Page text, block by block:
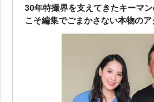
30年特撮界を支えてきたキーマ
こそ編集でごまかさない本物のア